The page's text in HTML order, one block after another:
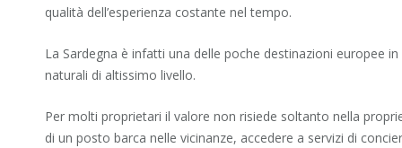
qualità dell’esperienza costante nel tempo.
La Sardegna è infatti una delle poche destinazioni europee
naturali di altissimo livello.
Per molti proprietari il valore non risiede soltanto nella
di un posto barca nelle vicinanze, accedere a servizi di